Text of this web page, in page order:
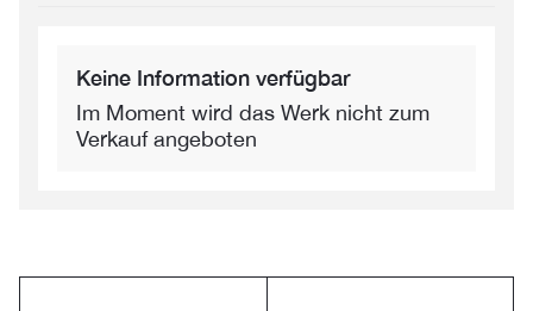
Keine Information verfügbar
Im Moment wird das Werk nicht zum
Verkauf angeboten